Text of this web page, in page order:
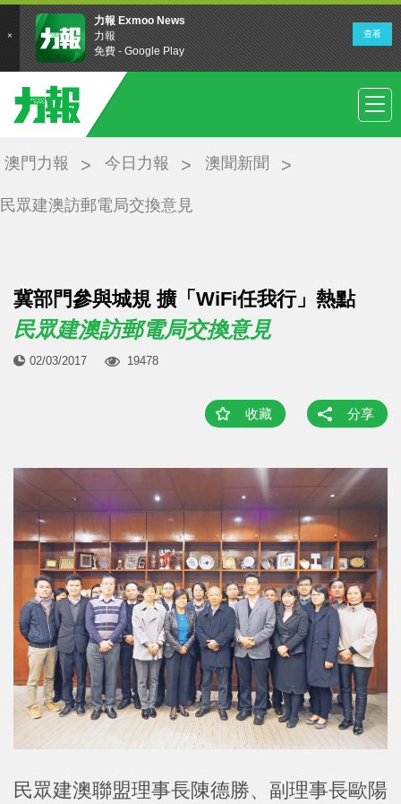
澳門力報 今日力報 澳聞新聞
民眾建澳訪郵電局交換意見
冀部門參與城規 擴「WiFi任我行」熱點
民眾建澳訪郵電局交換意見
02/03/2017 19478
收藏 分享
民眾建澳聯盟理事長陳德勝、副理事長歐陽